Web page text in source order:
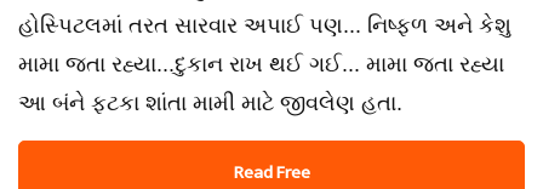
હોસ્પિટલમાં તરત સારવાર અપાઈ પણ... નિષ્ફળ અને કેશુ
મામા જતા રહ્યા...દુકાન રાખ થઈ ગઈ... મામા જતા રહ્યા
આ બંને ફટકા શાંતા મામી માટે જીવલેણ હતા.
Read Free